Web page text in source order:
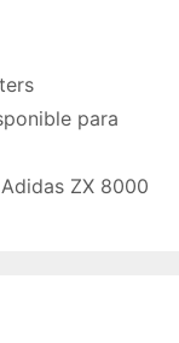
para
ZX 8000